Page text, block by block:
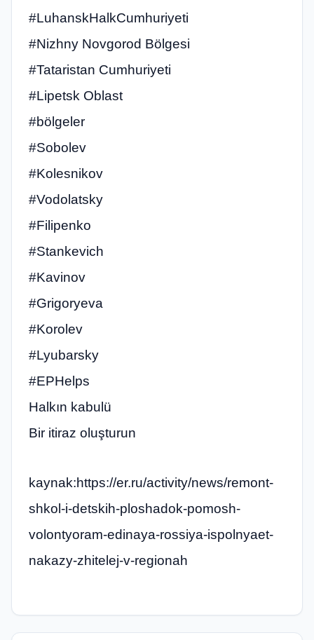
#LuhanskHalkCumhuriyeti
#Nizhny Novgorod Bölgesi
#Tataristan Cumhuriyeti
#Lipetsk Oblast
#bölgeler
#Sobolev
#Kolesnikov
#Vodolatsky
#Filipenko
#Stankevich
#Kavinov
#Grigoryeva
#Korolev
#Lyubarsky
#EPHelps
Halkın kabulü
Bir itiraz oluşturun
kaynak:https://er.ru/activity/news/remont-
shkol-i-detskih-ploshadok-pomosh-
volontyoram-edinaya-rossiya-ispolnyaet-
nakazy-zhitelej-v-regionah